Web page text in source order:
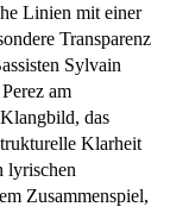
Linien mit einer
Transparenz
Sylvain
am
das
Klarheit
lyrischen
Zusammenspiel,